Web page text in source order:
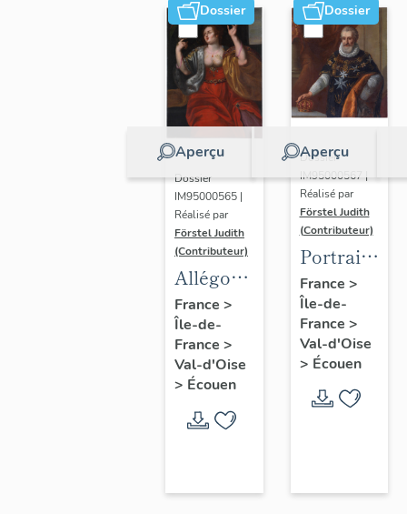
Dossier
Aperçu
Dossier
IM95000565 |
Réalisé par
Förstel Judith
(Contributeur)
Allégories
du
Toucher
et de la
Vue.
France >
Île-de-
France >
Val-d'Oise
> Écouen
Dossier
Aperçu
Dossier
IM95000567 |
Réalisé par
Förstel Judith
(Contributeur)
Portrait
du roi
Henri IV
France >
Île-de-
France >
Val-d'Oise
> Écouen